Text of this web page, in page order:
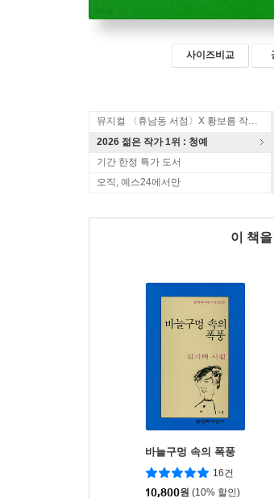
사이즈비교
뮤지컬 〈휴남동 서점〉X 황보름 작가 북토크
2026 젊은 작가 1위 : 청예
기간 한정 특가 도서
오직, 예스24에서만
이 책
바늘구멍 속의 폭풍
16건
10,800원 (10% 할인)